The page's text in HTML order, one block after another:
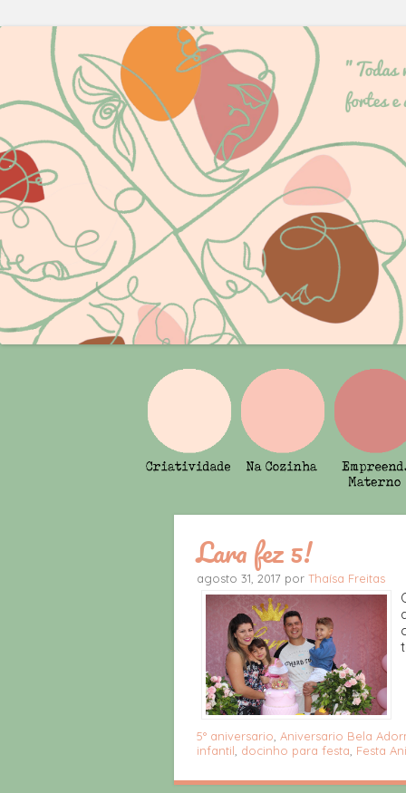
Lara fez 5!
agosto 31, 2017 por Thaísa Freitas
5° aniversario, Aniversario Bela
infantil, docinho para festa, Festa